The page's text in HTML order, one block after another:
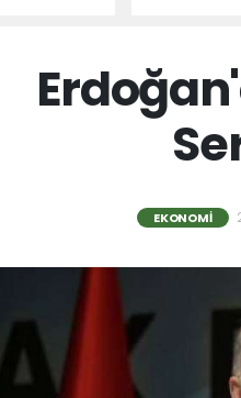
EKONOMI